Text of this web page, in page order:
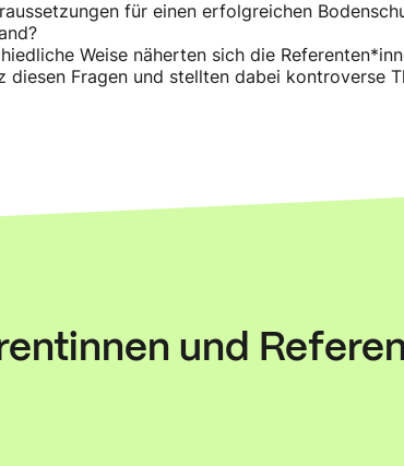
für einen erfolgreichen
Weise näherten sich die
diesen Fragen und stellten dabei kontroverse
und